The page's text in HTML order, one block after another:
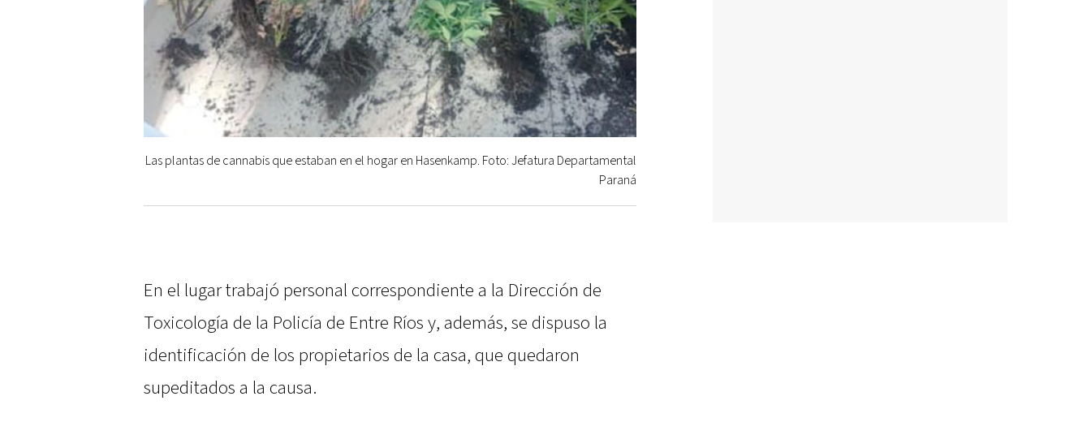
Las plantas de cannabis que estaban en el hogar en Hasenkamp. Foto: Jefatura Departamental
Paraná
En el lugar trabajó personal correspondiente a la Dirección de
Toxicología de la Policía de Entre Ríos y, además, se dispuso la
identificación de los propietarios de la casa, que quedaron
supeditados a la causa.